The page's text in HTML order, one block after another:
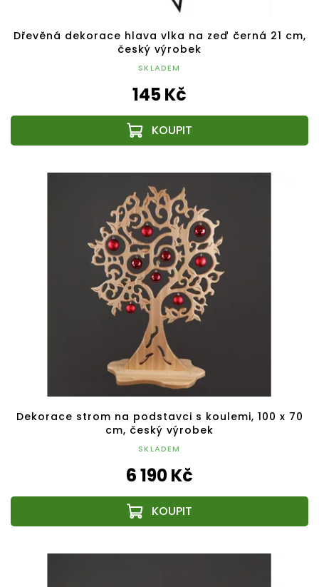
Dřevěná dekorace hlava vlka na zeď černá 21 cm,
český výrobek
SKLADEM
145 Kč
Dekorace strom na podstavci s koulemi, 100 x 70
cm, český výrobek
SKLADEM
6 190 Kč